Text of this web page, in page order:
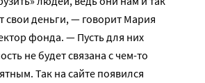
свои деньги, — говорит Мария
фонда. — Пусть для них
не будет связана с чем-то
Так на сайте появился